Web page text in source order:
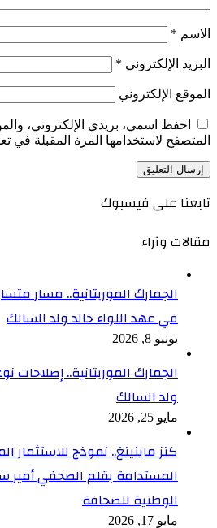
الاسم *
البريد الإلكتروني *
الموقع الإلكتروني
احفظ اسمي، بريدي الإلكتروني،
المتصفح لاستخدامها المرة المقبلة في
تابعنا على فيسبوك
مقالات وآراء
الجمارك الموريتانية.. مسار
في عهد اللواء خالد ولد السالك
يونيو 8, 2026
الجمارك الموريتانية.. إصلاحات
ولد السالك
مايو 25, 2026
كنز ماينينغ.. نموذج للاستثمار
المستدامة بقلم الصحفي أمير
الوطنية للصحافة
مايو 17, 2026